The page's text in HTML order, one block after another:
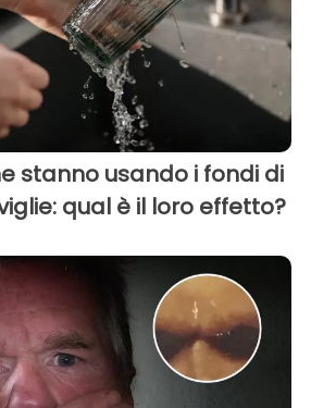
stanno usando i fondi di
qual è il loro effetto?